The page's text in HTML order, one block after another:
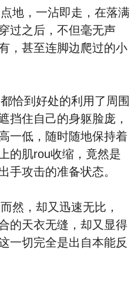
地，一沾即走，在落满
过之后，不但毫无声
，甚至连脚边爬过的小
恰到好处的利用了周围
挡住自己的身躯脸庞，
一低，随时随地保持着
的肌rou收缩，竟然是
手攻击的准备状态。
然，却又迅速无比，
的天衣无缝，却又显得
一切完全是出自本能反